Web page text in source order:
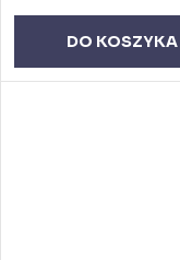
DO KOSZYKA